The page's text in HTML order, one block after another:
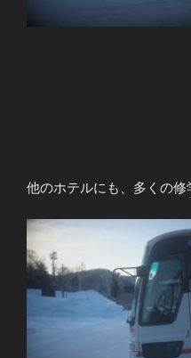
他のホテルにも、多くの修